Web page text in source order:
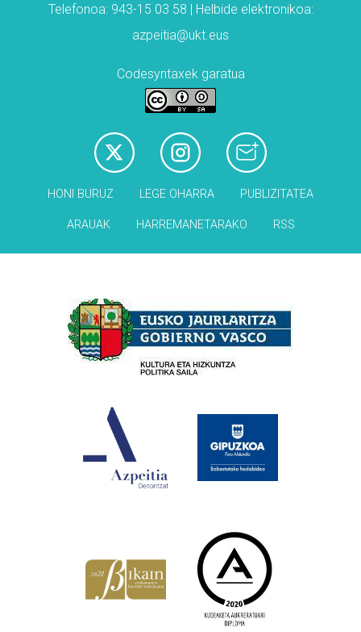
Telefonoa: 943-15 03 58 | Helbide elektronikoa:
azpeitia@ukt.eus
Codesyntaxek garatua
HONI BURUZ LEGE OHARRA PUBLIZITATEA
ARAUAK HARREMANETARAKO RSS